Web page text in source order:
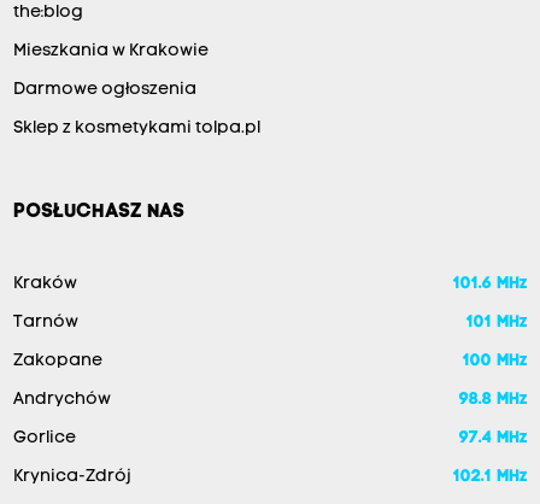
the:blog
Mieszkania w Krakowie
Darmowe ogłoszenia
Sklep z kosmetykami tolpa.pl
POSŁUCHASZ NAS
Kraków 101.6 MHz
Tarnów 101 MHz
Zakopane 100 MHz
Andrychów 98.8 MHz
Gorlice 97.4 MHz
Krynica-Zdrój 102.1 MHz